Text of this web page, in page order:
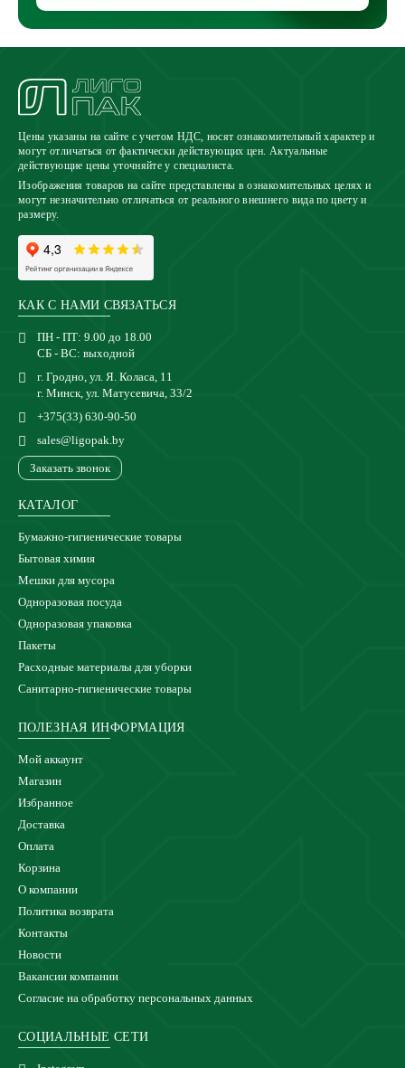
Цены указаны на сайте с учетом НДС, носят ознакомительный характер и
могут отличаться от фактически действующих цен. Актуальные
действующие цены уточняйте у специалиста.
Изображения товаров на сайте представлены в ознакомительных целях и
могут незначительно отличаться от реального внешнего вида по цвету и
размеру.
КАК С НАМИ СВЯЗАТЬСЯ
ПН - ПТ: 9.00 до 18.00
СБ - ВС: выходной
г. Гродно, ул. Я. Коласа, 11
г. Минск, ул. Матусевича, 33/2
+375(33) 630-90-50
sales@ligopak.by
Заказать звонок
КАТАЛОГ
Бумажно-гигиенические товары
Бытовая химия
Мешки для мусора
Одноразовая посуда
Одноразовая упаковка
Пакеты
Расходные материалы для уборки
Санитарно-гигиенические товары
ПОЛЕЗНАЯ ИНФОРМАЦИЯ
Мой аккаунт
Магазин
Избранное
Доставка
Оплата
Корзина
О компании
Политика возврата
Контакты
Новости
Вакансии компании
Согласие на обработку персональных данных
СОЦИАЛЬНЫЕ СЕТИ